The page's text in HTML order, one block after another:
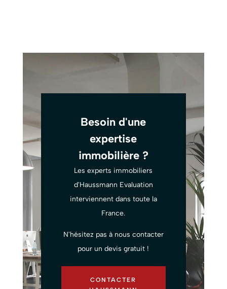
Besoin d'une
expertise
immobilière ?
Les experts immobiliers
d'Haussmann Evaluation
interviennent dans toute la
France.
N'hésitez pas à nous contacter
pour un devis gratuit !
CONTACTER